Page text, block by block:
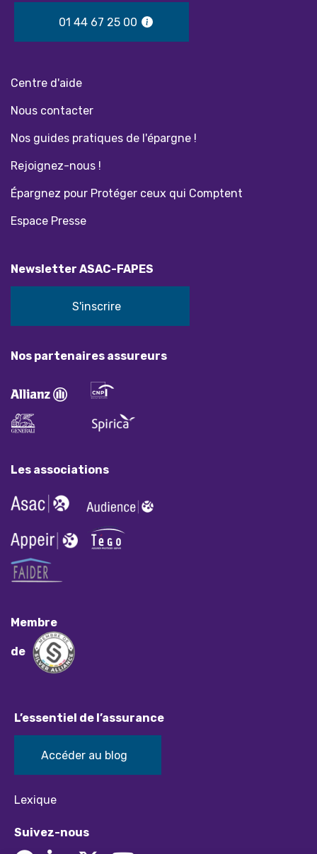
01 44 67 25 00
Centre d'aide
Nous contacter
Nos guides pratiques de l'épargne !
Rejoignez-nous !
Épargnez pour Protéger ceux qui Comptent
Espace Presse
Newsletter ASAC-FAPES
S'inscrire
Nos partenaires assureurs
Les associations
Membre
de
L’essentiel de l’assurance
Accéder au blog
Lexique
Suivez-nous